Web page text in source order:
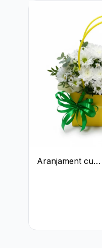
Aranjament cu